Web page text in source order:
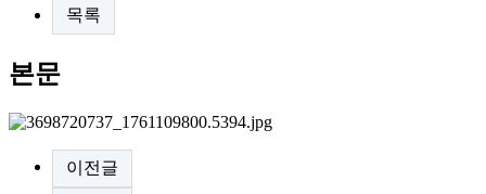
목록
본문
이전글